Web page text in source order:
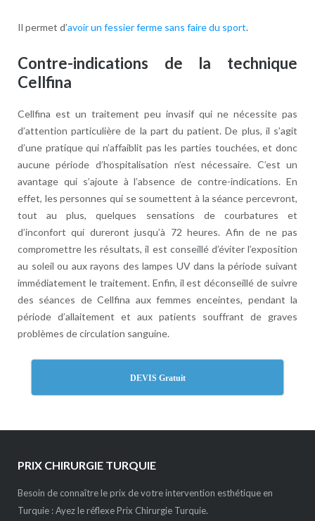
Il permet d’avoir un fessier ferme sans faire du sport.
Contre-indications de la technique
Cellfina
Cellfina est un traitement peu invasif qui ne nécessite pas
d’attention particulière de la part du patient. De plus, il s’agit
d’une pratique qui n’affaiblit pas les parties touchées, et donc
aucune période d’hospitalisation n’est nécessaire. C’est un
avantage qui s’ajoute à l’absence de contre-indications. En
effet, les personnes qui se soumettent à la séance percevront,
tout au plus, quelques sensations de courbatures et
d’inconfort qui dureront jusqu’à 72 heures. Afin de ne pas
compromettre les résultats, il est conseillé d’éviter l’exposition
au soleil ou aux rayons des lampes UV dans la période suivant
immédiatement le traitement. Enfin, il est déconseillé de suivre
des séances de Cellfina aux femmes enceintes, pendant la
période d’allaitement et aux patients souffrant de graves
problèmes de circulation sanguine.
DEVIS Gratuit
PRIX CHIRURGIE TURQUIE
Besoin de connaître le prix de votre intervention esthétique en
Turquie : Ayez le réflexe Prix Chirurgie Turquie.